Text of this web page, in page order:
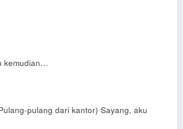
kemudian…
pulang dari kantor) Sayang, aku